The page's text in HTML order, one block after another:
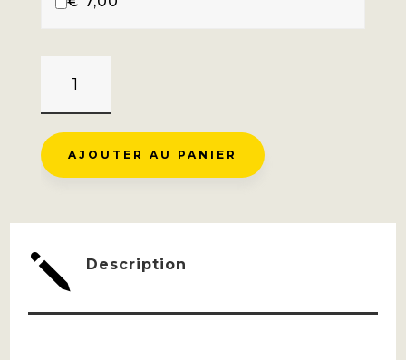
COL
D'ALLOS
-
AJOUTER AU PANIER
j Description